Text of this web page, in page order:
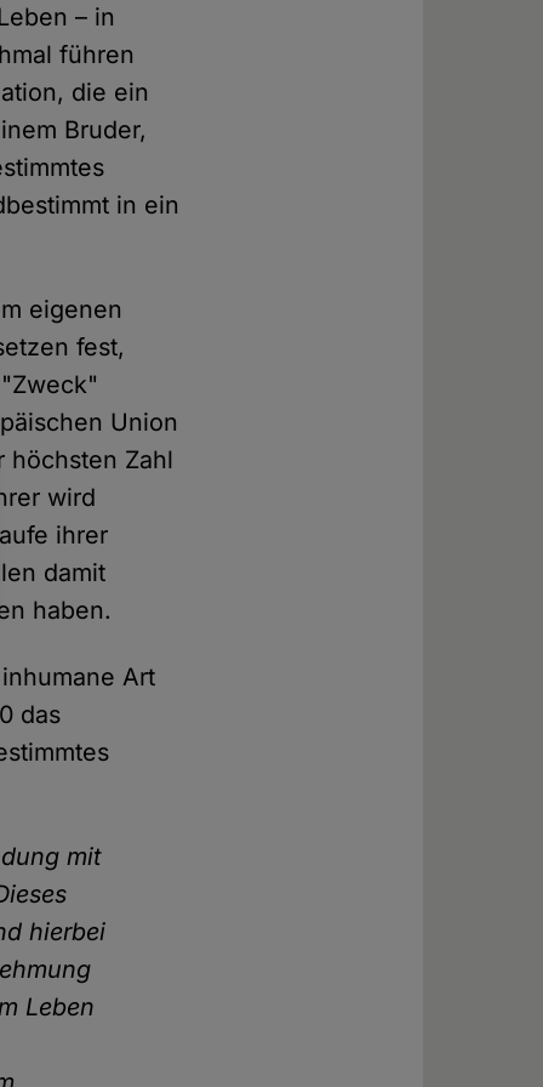
– in
führen
die ein
Bruder,
in ein
eigenen
fest,
Union
höchsten Zahl
wird
ihrer
damit
haben.
Art
das
mit
hierbei
Leben